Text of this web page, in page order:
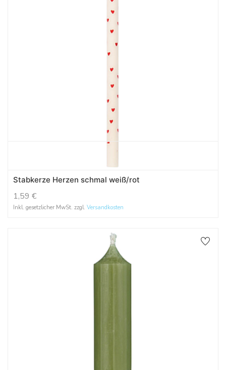
Stabkerze Herzen schmal weiß/rot
1,59 €
Inkl. gesetzlicher MwSt. zzgl. Versandkosten